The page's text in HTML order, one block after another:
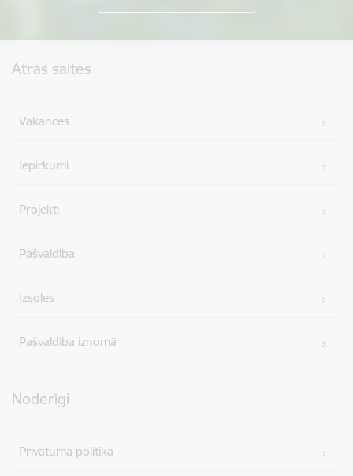
Ātrās saites
Vakances
Iepirkumi
Projekti
Pašvaldība
Izsoles
Pašvaldība iznomā
Noderīgi
Privātuma politika